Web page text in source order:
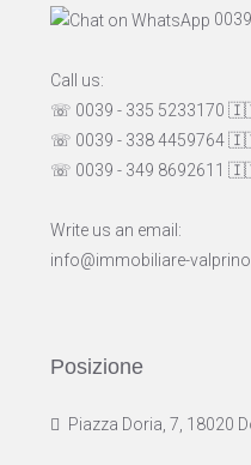
Call us:
☏ 0039 - 335 5233170
☏ 0039 - 338 4459764
☏ 0039 - 349 8692611
Write us an email:
info@immobiliare-
Posizione
Piazza Doria, 7, 18020